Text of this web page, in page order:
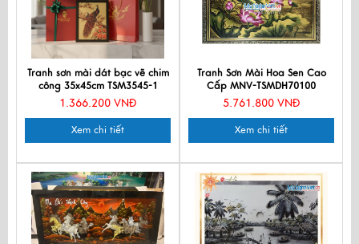
Tranh sơn mài dát bạc vẽ chim
công 35x45cm TSM3545-1
1.366.200 VNĐ
Xem chi tiết
Tranh Sơn Mài Hoa Sen Cao
Cấp MNV-TSMDH70100
5.761.800 VNĐ
Xem chi tiết